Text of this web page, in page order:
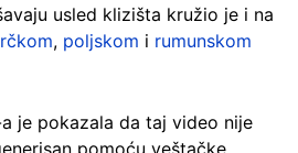
usled klizišta kružio je i na
, poljskom i rumunskom
je pokazala da taj video nije
pomoću veštačke